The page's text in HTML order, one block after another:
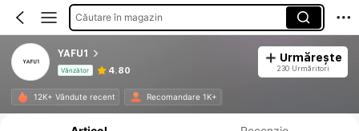
Căutare în magazin
YAFU1
Vânzător 4.80
Urmărește
230 Urmăritori
12K+ Vândute recent Recomandare 1K+
Informații despre produs: Divulgarea prețului, detalii privind vânzările și stocul.